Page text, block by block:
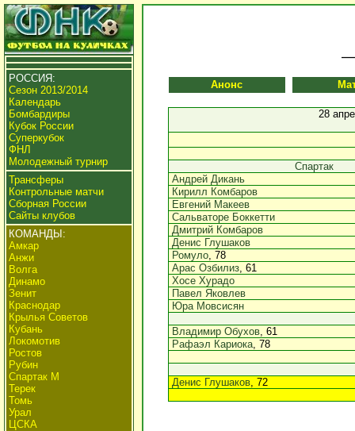
РОССИЯ:
Сезон 2013/2014
Календарь
Бомбардиры
Кубок России
Суперкубок
ФНЛ
Молодежный турнир
Трансферы
Контрольные матчи
Сборная России
Сайты клубов
КОМАНДЫ:
Амкар
Анжи
Волга
Динамо
Зенит
Краснодар
Крылья Советов
Кубань
Локомотив
Ростов
Рубин
Спартак М
Терек
Томь
Урал
ЦСКА
Анонс
28
Спартак
Андрей Дикань
Кирилл Комбаров
Евгений Макеев
Сальваторе Боккетти
Дмитрий Комбаров
Денис Глушаков
Ромуло, 78
Арас Озбилиз, 61
Хосе Хурадо
Павел Яковлев
Юра Мовсисян
Владимир Обухов, 61
Рафаэл Кариока, 78
Денис Глушаков, 72